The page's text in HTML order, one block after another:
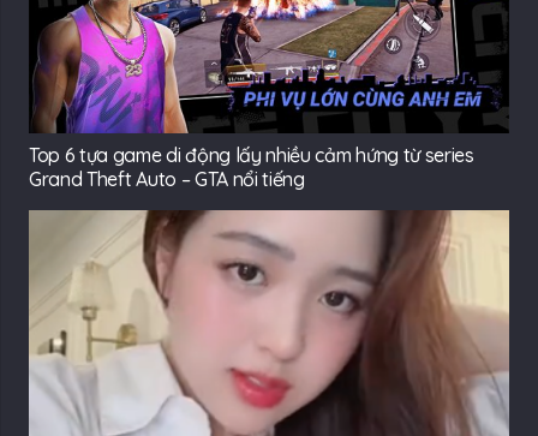
Top 6 tựa game di động lấy nhiều cảm hứng từ series
Grand Theft Auto – GTA nổi tiếng